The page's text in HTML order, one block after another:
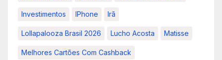
Investimentos IPhone Irã
Lollapalooza Brasil 2026 Lucho Acosta Matisse
Melhores Cartões Com Cashback